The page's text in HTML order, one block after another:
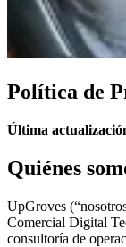
Política de
Última
Quiénes
UpGroves
Comercial Digital
consultoría de